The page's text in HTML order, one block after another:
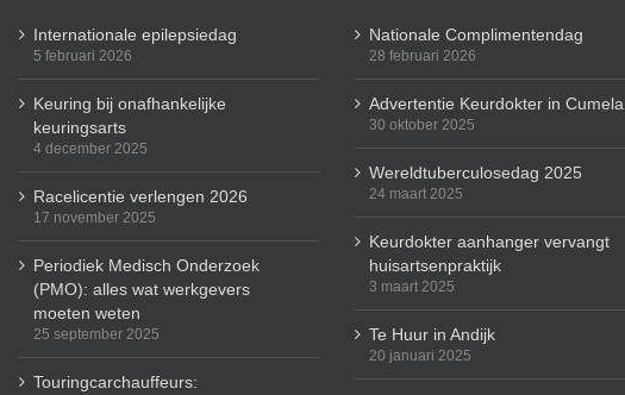
Internationale epilepsiedag
5 februari 2026
Keuring bij onafhankelijke
keuringsarts
4 december 2025
Racelicentie verlengen 2026
17 november 2025
Periodiek Medisch Onderzoek
(PMO): alles wat werkgevers
moeten weten
25 september 2025
Touringcarchauffeurs:
Nationale Complimentendag
28 februari 2026
Advertentie Keurdokter in Cumela
30 oktober 2025
Wereldtuberculosedag 2025
24 maart 2025
Keurdokter aanhanger vervangt
huisartsenpraktijk
3 maart 2025
Te Huur in Andijk
20 januari 2025